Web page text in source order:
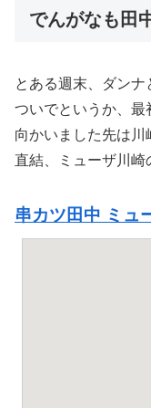
でんがなも田
とある週末、ダン
ついでというか、最
向かいました先は
直結、ミューザ川崎
串カツ田中 ミュ